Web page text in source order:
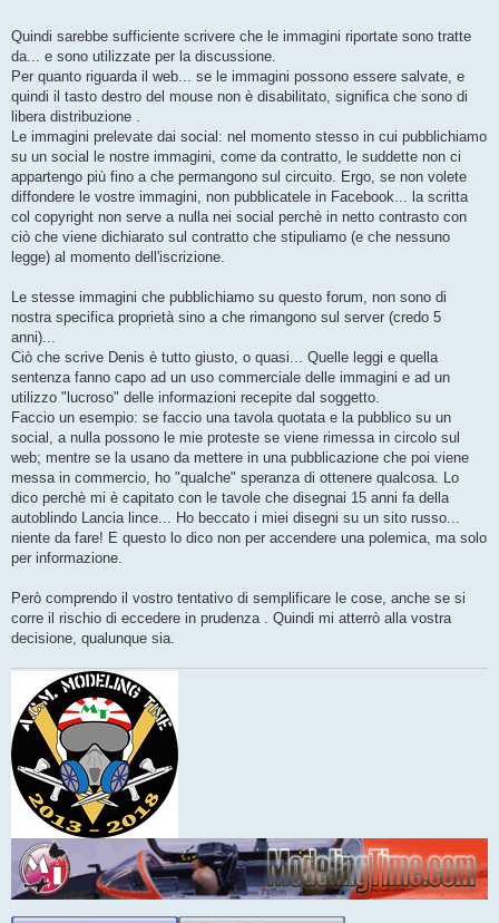
Quindi sarebbe sufficiente scrivere che le immagini riportate sono tratte
da... e sono utilizzate per la discussione.
Per quanto riguarda il web... se le immagini possono essere salvate, e
quindi il tasto destro del mouse non è disabilitato, significa che sono di
libera distribuzione .
Le immagini prelevate dai social: nel momento stesso in cui pubblichiamo
su un social le nostre immagini, come da contratto, le suddette non ci
appartengo più fino a che permangono sul circuito. Ergo, se non volete
diffondere le vostre immagini, non pubblicatele in Facebook... la scritta
col copyright non serve a nulla nei social perchè in netto contrasto con
ciò che viene dichiarato sul contratto che stipuliamo (e che nessuno
legge) al momento dell'iscrizione.
Le stesse immagini che pubblichiamo su questo forum, non sono di
nostra specifica proprietà sino a che rimangono sul server (credo 5
anni)...
Ciò che scrive Denis è tutto giusto, o quasi... Quelle leggi e quella
sentenza fanno capo ad un uso commerciale delle immagini e ad un
utilizzo "lucroso" delle informazioni recepite dal soggetto.
Faccio un esempio: se faccio una tavola quotata e la pubblico su un
social, a nulla possono le mie proteste se viene rimessa in circolo sul
web; mentre se la usano da mettere in una pubblicazione che poi viene
messa in commercio, ho "qualche" speranza di ottenere qualcosa. Lo
dico perchè mi è capitato con le tavole che disegnai 15 anni fa della
autoblindo Lancia lince... Ho beccato i miei disegni su un sito russo...
niente da fare! E questo lo dico non per accendere una polemica, ma solo
per informazione.
Però comprendo il vostro tentativo di semplificare le cose, anche se si
corre il rischio di eccedere in prudenza . Quindi mi atterrò alla vostra
decisione, qualunque sia.